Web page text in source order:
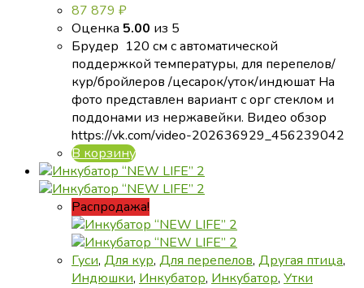
87 879 ₽
Оценка 5.00 из 5
Брудер 120 см с автоматической
поддержкой температуры, для перепелов/
кур/бройлеров /цесарок/уток/индюшат На
фото представлен вариант с орг стеклом и
поддонами из нержавейки. Видео обзор
https://vk.com/video-202636929_456239042
В корзину
Распродажа!
Гуси, Для кур, Для перепелов, Другая птица,
Индюшки, Инкубатор, Инкубатор, Утки